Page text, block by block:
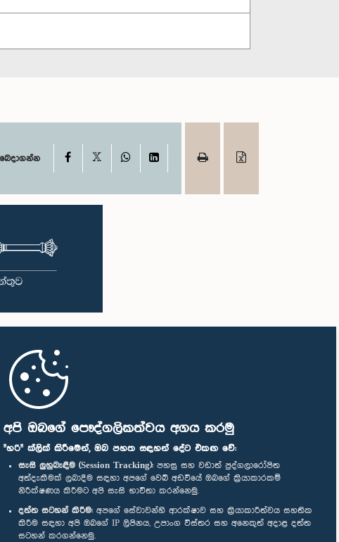
අපි ඔබගේ පෞද්ගලිකත්වය අගය කරමු
"හරි" ක්ලික් කිරීමෙන්, ඔබ පහත සඳහන් දේට එකඟ වේ:
සැසි ලුහුබැඳීම (Session Tracking): පහසු සහ වඩාත් පුද්ගලාරෝපිත
අත්දැකීමක් ලබාදීම සඳහා අපගේ වෙබ් අඩවියේ ඔබගේ ක්‍රියාකාරකම්
නිරීක්ෂණය කිරීමට අපි සැසි භාවිතා කරන්නෙමු.
දත්ත සටහන් කිරීම: අපගේ සේවාවන්හි ආරක්ෂාව සහ ක්‍රියාකාරීත්වය සහතික
කිරීම සඳහා අපි ඔබගේ IP ලිපිනය, උපාංග විස්තර සහ අනෙකුත් අදාළ දත්ත
සටහන් කරගන්නෙමු.
Facebook WhatsAppLinkedIn